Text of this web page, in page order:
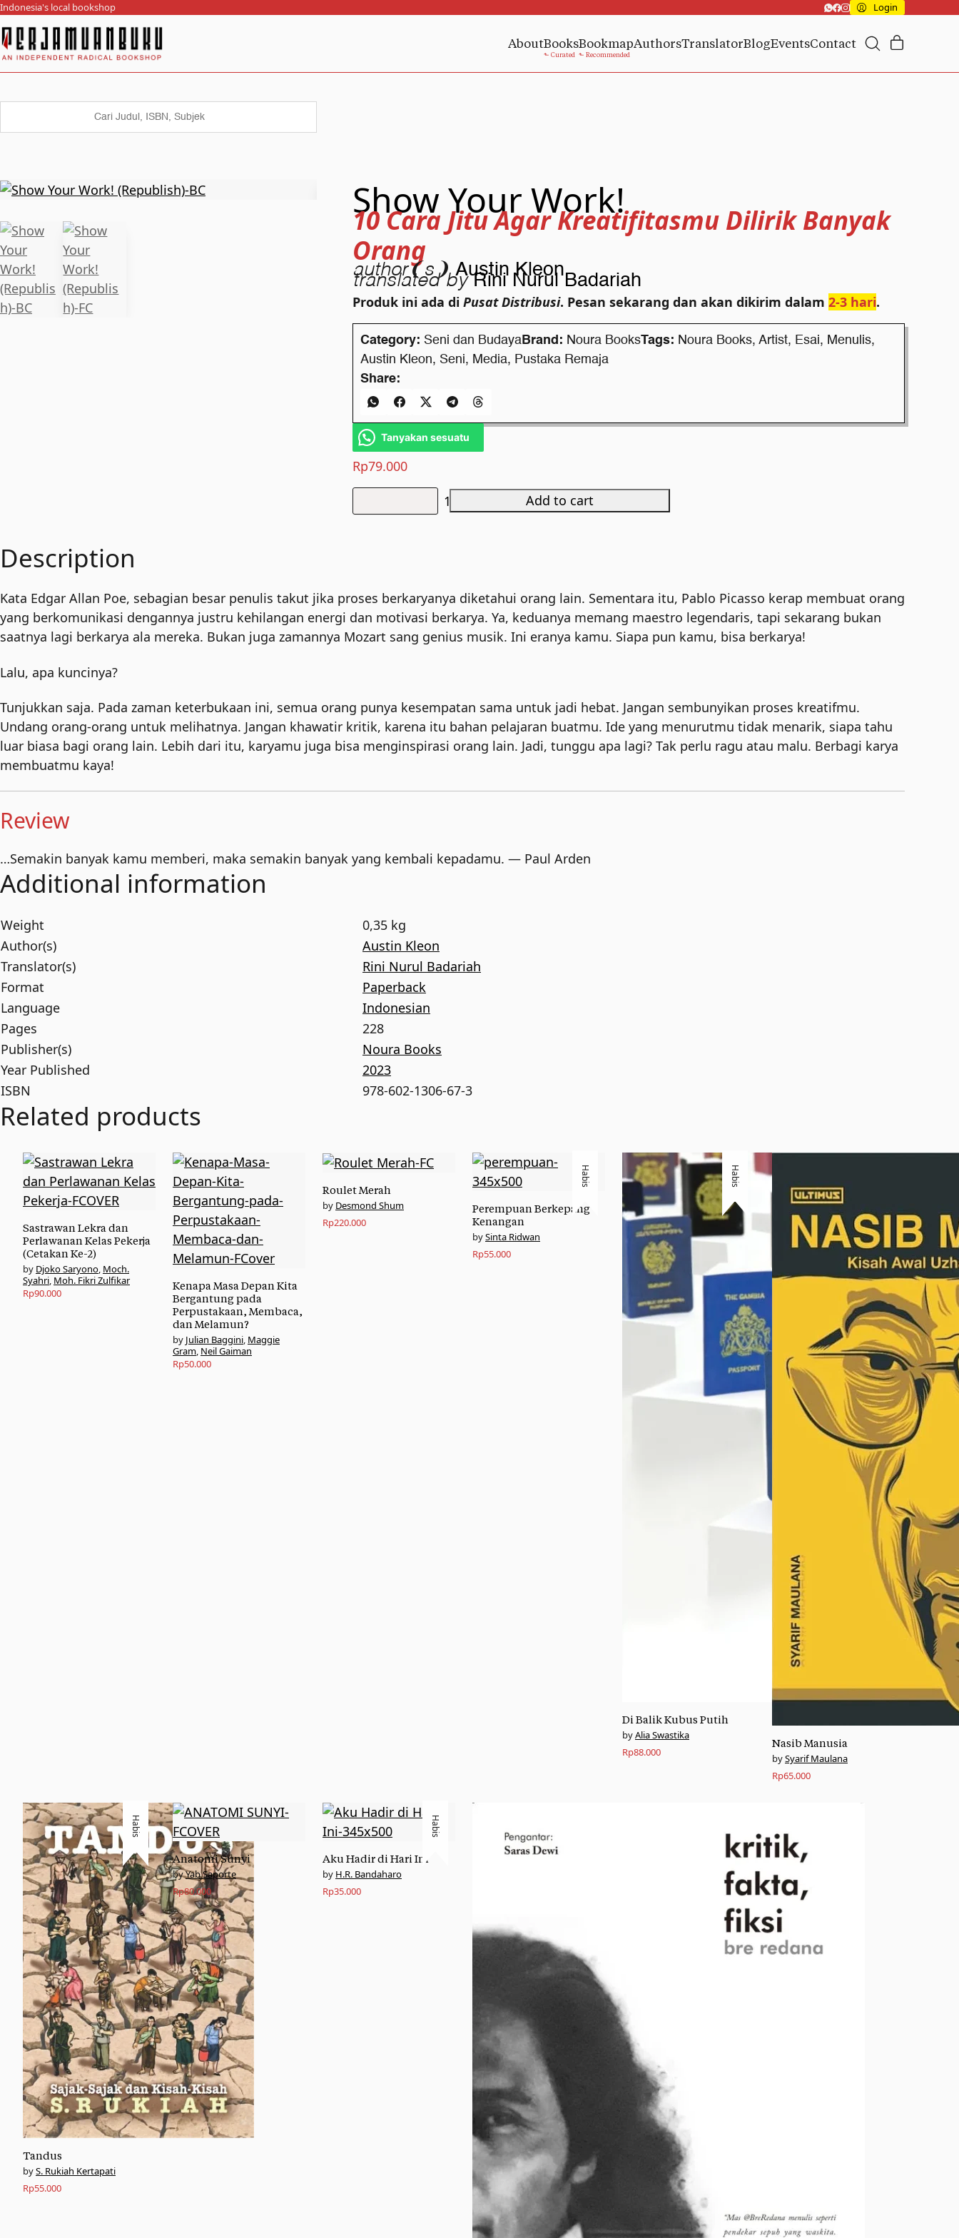
Indonesia's local bookshop Login
AboutBooksBookmapAuthorsTranslatorBlogEventsContact
Show Your Work!
10 Cara Jitu Agar Kreatifitasmu Dilirik Banyak
Orang
author❨s❩ Austin Kleon
translated by Rini Nurul Badariah
Rp79.000
Produk ini ada di Pusat Distribusi. Pesan sekarang dan akan dikirim dalam 2-3 hari.
Add to cart
Category: Seni dan BudayaBrand: Noura BooksTags: Noura Books, Artist, Esai, Menulis,
Austin Kleon, Seni, Media, Pustaka Remaja
Share:
Tanyakan sesuatu
Description
Kata Edgar Allan Poe, sebagian besar penulis takut jika proses berkaryanya diketahui orang lain. Sementara itu, Pablo Picasso kerap membuat orang
yang berkomunikasi dengannya justru kehilangan energi dan motivasi berkarya. Ya, keduanya memang maestro legendaris, tapi sekarang bukan
saatnya lagi berkarya ala mereka. Bukan juga zamannya Mozart sang genius musik. Ini eranya kamu. Siapa pun kamu, bisa berkarya!
Lalu, apa kuncinya?
Tunjukkan saja. Pada zaman keterbukaan ini, semua orang punya kesempatan sama untuk jadi hebat. Jangan sembunyikan proses kreatifmu.
Undang orang-orang untuk melihatnya. Jangan khawatir kritik, karena itu bahan pelajaran buatmu. Ide yang menurutmu tidak menarik, siapa tahu
luar biasa bagi orang lain. Lebih dari itu, karyamu juga bisa menginspirasi orang lain. Jadi, tunggu apa lagi? Tak perlu ragu atau malu. Berbagi karya
membuatmu kaya!
Review
…Semakin banyak kamu memberi, maka semakin banyak yang kembali kepadamu. — Paul Arden
Additional information
Weight
0,35 kg
Author(s)
Austin Kleon
Translator(s)
Rini Nurul Badariah
Format
Paperback
Language
Indonesian
Pages
228
Publisher(s)
Noura Books
Year Published
2023
ISBN
978-602-1306-67-3
Related products
Sastrawan Lekra dan
Perlawanan Kelas Pekerja
(Cetakan Ke-2)
Djoko Saryono Moch.
Syahri Moh. Fikri Zulfikar
Rp90.000
Kenapa Masa Depan Kita
Bergantung pada
Perpustakaan, Membaca,
dan Melamun?
Julian Baggini Maggie
Gram Neil Gaiman
Rp50.000
Roulet Merah
Desmond Shum
Rp220.000
Habis
Perempuan Berkepang
Kenangan
Sinta Ridwan
Rp55.000
Habis
Di Balik Kubus Putih
Alia Swastika
Rp88.000
Nasib Manusia
Syarif Maulana
Rp65.000
Habis
Tandus
S. Rukiah Kertapati
Rp55.000
Anatomi Sunyi
Yab Saporte
Rp80.000
Habis
Aku Hadir di Hari Ini
H.R. Bandaharo
Rp35.000